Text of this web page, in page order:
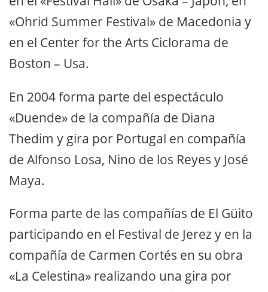
«Ohrid Summer Festival» de Macedonia y
en el Center for the Arts Ciclorama de
Boston – Usa.
En 2004 forma parte del espectáculo
«Duende» de la compañía de Diana
Thedim y gira por Portugal en compañía
de Alfonso Losa, Nino de los Reyes y José
Maya.
Forma parte de las compañías de El Güito
participando en el Festival de Jerez y en la
compañía de Carmen Cortés en su obra
«La Celestina» realizando una gira por